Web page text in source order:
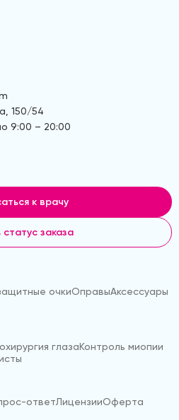
150/54
9:00 – 20:00
к врачу
статус заказа
очкиОправыАксессуары
глазаКонтроль миопии
ответЛицензииОферта